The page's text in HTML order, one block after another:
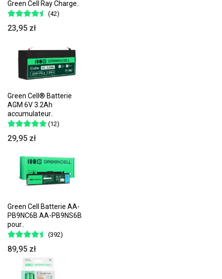
Green Cell Ray Charge..
(42)
23,95 zł
Green Cell® Batterie
AGM 6V 3.2Ah
accumulateur..
(12)
29,95 zł
Green Cell Batterie AA-
PB9NC6B AA-PB9NS6B
pour..
(392)
89,95 zł